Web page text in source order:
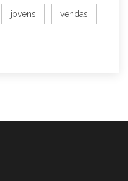
jovens vendas